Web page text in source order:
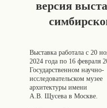
версия
Выставка работала с 20
2024 года по 16 февраля
Государственном научно-
исследовательском музее
архитектуры имени
А.В. Щусева в Москве.